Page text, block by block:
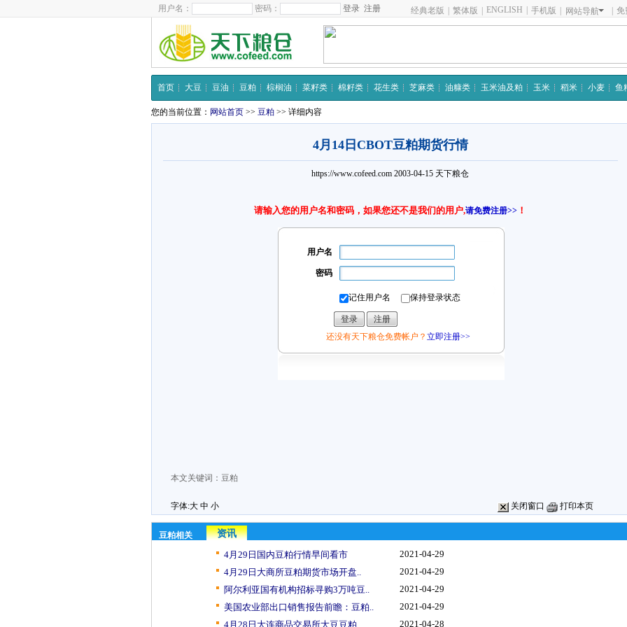
用户名： 密码： 注册 经典老版 繁体版 ENGLISH 手机版 网站导航 免
首页 大豆 豆油 豆粕 棕榈油 菜籽类 棉籽类 花生类 芝麻类 油糠类 玉米油及粕 玉米 稻米 小麦 鱼
您的当前位置： 网站首页 >> 豆粕 >> 详细内容
4月14日CBOT豆粕期货行情
https://www.cofeed.com 2003-04-15 天下粮仓
请输入您的用户名和密码，如果您还不是我们的用户,请免费注册>> ！
用户名
密码
记住用户名 保持登录状态
还没有天下粮仓免费帐户？ 立即注册>>
本文关键词： 豆粕
字体:大 中 小 关闭窗口 打印本页
豆粕相关
资讯
4月29日国内豆粕行情早间看市
2021-04-29
4月29日大商所豆粕期货市场开盘..
2021-04-29
阿尔利亚国有机构招标寻购3万吨豆..
2021-04-29
美国农业部出口销售报告前瞻：豆粕..
2021-04-29
4月28日大连商品交易所大豆豆粕..
2021-04-28